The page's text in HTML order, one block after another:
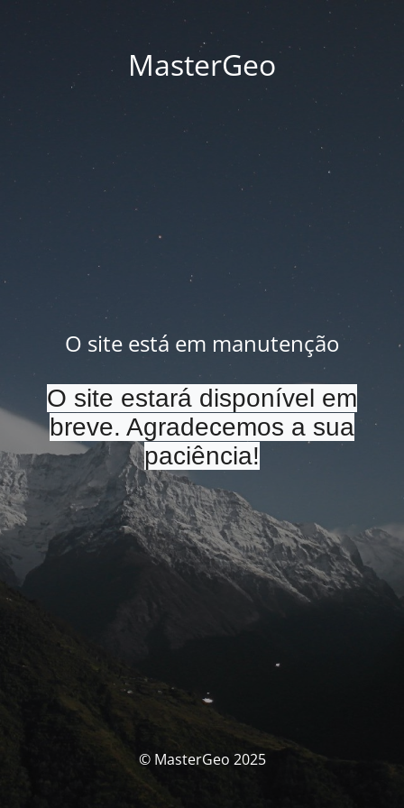
MasterGeo
O site está em manutenção
O site estará disponível em
breve. Agradecemos a sua
paciência!
© MasterGeo 2025